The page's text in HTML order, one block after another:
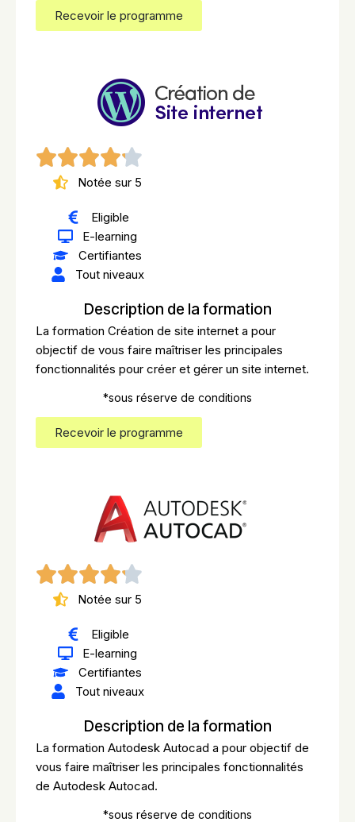
Recevoir le programme
Notée sur 5
Eligible
E-learning
Certifiantes
Tout niveaux
Description de la formation
La formation Création de site internet a pour
objectif de vous faire maîtriser les principales
fonctionnalités pour créer et gérer un site internet.
*sous réserve de conditions
Recevoir le programme
Notée sur 5
Eligible
E-learning
Certifiantes
Tout niveaux
Description de la formation
La formation Autodesk Autocad a pour objectif de
vous faire maîtriser les principales fonctionnalités
de Autodesk Autocad.
*sous réserve de conditions